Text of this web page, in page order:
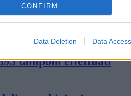
CONFIRM
Data Deletion Data Access
dopo un
tamponi effettuati